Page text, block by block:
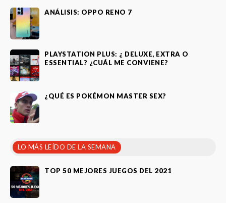
ANÁLISIS: OPPO RENO 7
PLAYSTATION PLUS: ¿ DELUXE, EXTRA O
ESSENTIAL? ¿CUÁL ME CONVIENE?
¿QUÉ ES POKÉMON MASTER SEX?
LO MÁS LEÍDO DE LA SEMANA
TOP 50 MEJORES JUEGOS DEL 2021